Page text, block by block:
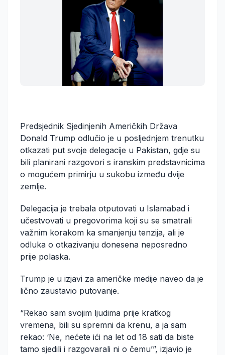
Predsjednik Sjedinjenih Američkih Država
Donald Trump odlučio je u posljednjem trenutku
otkazati put svoje delegacije u Pakistan, gdje su
bili planirani razgovori s iranskim predstavnicima
o mogućem primirju u sukobu između dvije
zemlje.
Delegacija je trebala otputovati u Islamabad i
učestvovati u pregovorima koji su se smatrali
važnim korakom ka smanjenju tenzija, ali je
odluka o otkazivanju donesena neposredno
prije polaska.
Trump je u izjavi za američke medije naveo da je
lično zaustavio putovanje.
“Rekao sam svojim ljudima prije kratkog
vremena, bili su spremni da krenu, a ja sam
rekao: ‘Ne, nećete ići na let od 18 sati da biste
tamo sjedili i razgovarali ni o čemu’”, izjavio je